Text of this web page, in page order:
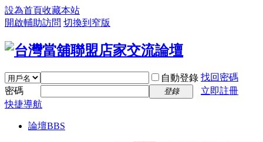
設為首頁收藏本站
開啟輔助訪問 切換到窄版
自動登錄 找回密碼
密碼
登錄
立即註冊
快捷導航
論壇BBS